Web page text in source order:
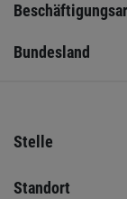
Bundesland
Stelle
Standort